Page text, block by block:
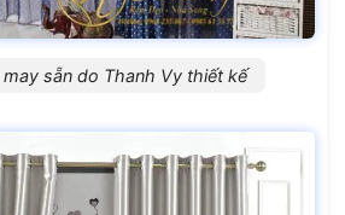
may sẵn do Thanh Vy thiết kế